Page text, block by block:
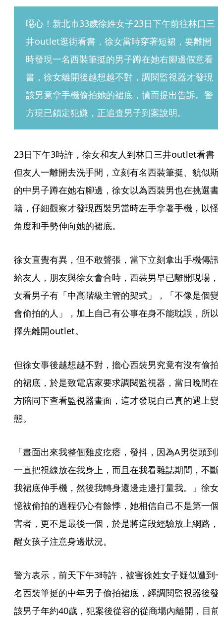
噁心！新北市33歲徐姓女子23日下午前往林口三
井outlet逛街看書，徐女當時穿著短裙，要離開
時發現一名西裝筆挺的男子蹲在她右腳邊假意看
書，徐女離開後越想越不對，調閱監視器才發現
該男竟拿手機偷拍她的裙底，憤而提出告訴。警
方現已鎖定犯嫌，正追查男子到案說明。
23日下午3時許，徐女和友人到林口三井outlet看書
但友人一離開去洗手間，立刻有名西裝筆挺、貌似斯
的中男子蹲在她右腳邊，徐女以為西裝男也在挑選書
籍，仔細觀察才發現西裝男當時左手拿著手機，以怪
角度和手勢伸向她的裙底。
徐女直覺有異，但不敢聲張，當下立刻拿出手機傳訊
給友人，朋友與徐女會合時，西裝男早已離開現場，
女看男子有「中高階級主管的架式」，「不像是個變
會偷拍的人」，加上自己有公事在身不能耽誤，所以
擇先離開outlet。
但徐女事後越想越不對，擔心西裝男究竟有沒有偷拍
的裙底，於是致電店家要求調閱監視器，當日晚間在
方陪同下查看監視器畫面，這才發現自己真的遇上變
態。
「畫面出來我整個雞皮疙瘩，發抖，因為A男從頭到
一直把視線放在我身上，而且在我看雜誌期間，不斷
我裙底伸手機，然後我轉身還邊走邊打量我。」徐女
憶被偷拍的過程仍心有餘悸，她相信自己不是第一個
害者，更不是最後一個，於是將這段經驗放上網路，
醒女孩子注意身邊狀況。
警方表示，前天下午3時許，被害徐姓女子疑似遭到
名西裝筆挺的中年男子偷拍裙底，經調閱監視器後發
該男子年約40歲，犯案後從容的從商場內離開，目前